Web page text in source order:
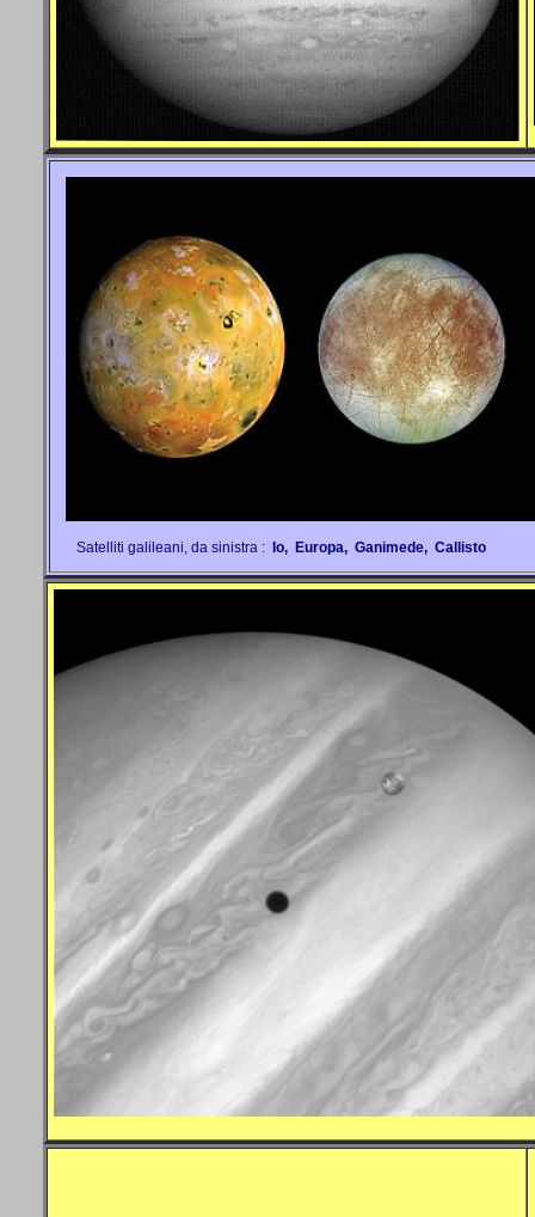
Satelliti galileani, da sinistra : Io, Europa, Ganimede, Callisto